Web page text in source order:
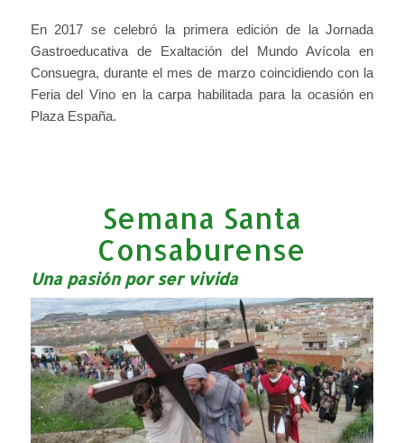
En 2017 se celebró la primera edición de la Jornada
Gastroeducativa de Exaltación del Mundo Avícola en
Consuegra, durante el mes de marzo coincidiendo con la
Feria del Vino en la carpa habilitada para la ocasión en
Plaza España.
Semana Santa
Consaburense
Una pasión por ser vivida